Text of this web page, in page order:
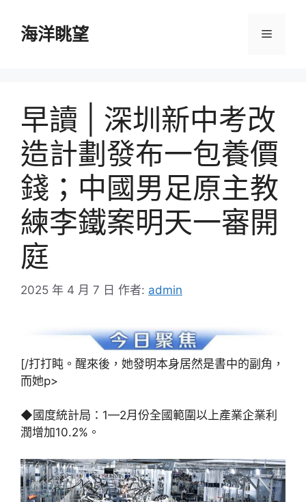
海洋眺望 選
早讀 | 深圳新中考改
造計劃發布一包養價
錢；中國男足原主教
練李鐵案明天一審開
庭
2025 年 4 月 7 日 作者: admin
[/打打盹。醒來後，她發明本身居然是書中的副角，
而她p>
◆國度統計局：1—2月份全國範圍以上產業企業利
潤增加10.2%。